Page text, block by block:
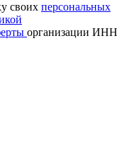
своих персональных
организации ИНН